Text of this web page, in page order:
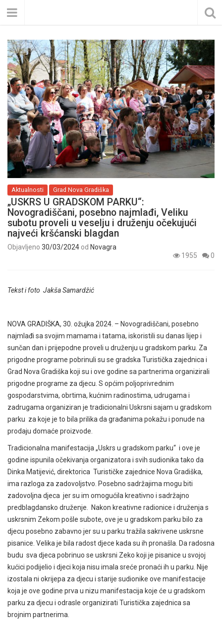
Aktualnosti Grad Nova Gradiška
„USKRS U GRADSKOM PARKU“:
Novogradiščani, posebno najmlađi, Veliku
subotu proveli u veselju i druženju očekujući
najveći kršćanski blagdan
Objavljeno 30/03/2024 od Novagra
1955
0
Tekst i foto Jakša Samardžić
NOVA GRADIŠKA, 30. ožujka 2024. – Novogradiščani, posebno
najmlađi sa svojim mamama i tatama, iskoristili su danas lijep i
sunčan dan i prijepodne proveli u druženju u gradskom parku. Za
prigodne programe pobrinuli su se gradska Turistička zajednica i
Grad Nova Gradiška koji su i ove godine sa partnerima organizirali
prigodne programe za djecu. S općim poljoprivrednim
gospodarstvima, obrtima, kućnim radinostima, udrugama i
zadrugama organiziran je tradicionalni Uskrsni sajam u gradskom
parku za koje je to bila prilika da građanima pokažu i ponude na
prodaju domaće proizvode.
Tradicionalna manifestacija „Uskrs u gradskom parku“ i ove je
godine ispunila očekivanja organizatora i svih sudionika tako da
Dinka Matijević, direktorica Turističke zajednice Nova Gradiška,
ima razloga za zadovoljstvo. Posebno sadržajima mogu biti
zadovoljna djeca jer su im omogućila kreativno i sadržajno
predblagdansko druženje. Nakon kreativne radionice i druženja s
uskrsnim Zekom pošle subote, ove je u gradskom parku bilo za
djecu posebno zabavno jer su u parku tražila sakrivene uskrsne
pisanice. Velika je bila radost djece kada su ih pronašla. Da radosna
budu sva djeca pobrinuo se uskrsni Zeko koji je pisanice u svojoj
kućici podijelio i djeci koja nisu imala sreće pronaći ih u parku. Nije
izostala ni okrijepa za djecu i starije sudionike ove manifestacije
koja je ove godine prva u nizu manifestacija koje će u gradskom
parku za djecu i odrasle organizirati Turistička zajednica sa
brojnim partnerima.